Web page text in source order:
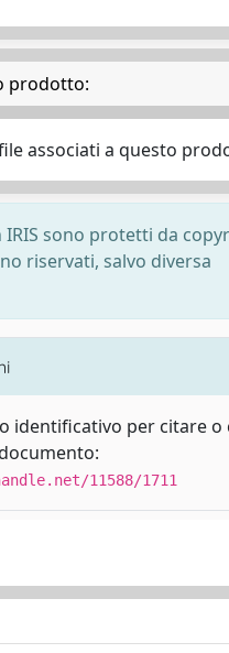
prodotto:
associati a questo
sono protetti da
riservati, salvo diversa
identificativo per citare o
11588/1711